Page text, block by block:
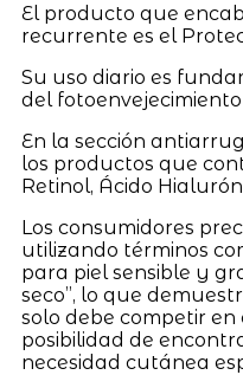
El producto que
recurrente es el
Su uso diario es
del
En la sección
los productos que
Retinol, Ácido
Los consumidores
utilizando términos
para piel sensible y
seco”, lo que
solo debe competir en
posibilidad de
necesidad cutánea